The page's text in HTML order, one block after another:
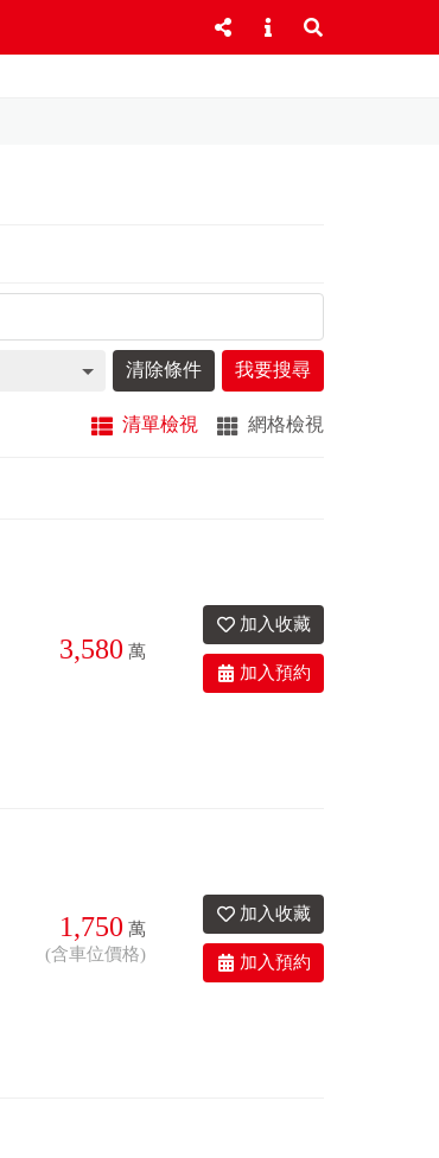
清除條件 我要搜尋
清單檢視 網格檢視
3,580 萬
1,750 萬
(含車位價格)
有車位
座南朝北